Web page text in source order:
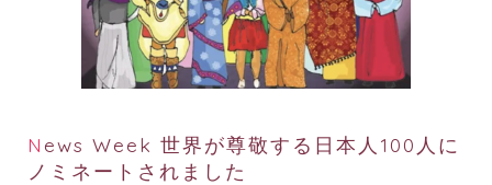
News Week 世界が尊敬する日本人100人に
ノミネートされました